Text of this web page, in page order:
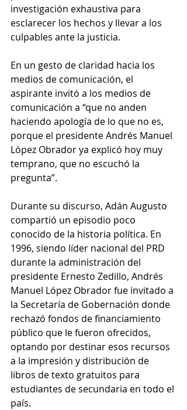
investigación exhaustiva para
esclarecer los hechos y llevar a los
culpables ante la justicia.
En un gesto de claridad hacia los
medios de comunicación, el
aspirante invitó a los medios de
comunicación a “que no anden
haciendo apología de lo que no es,
porque el presidente Andrés Manuel
López Obrador ya explicó hoy muy
temprano, que no escuchó la
pregunta”.
Durante su discurso, Adán Augusto
compartió un episodio poco
conocido de la historia política. En
1996, siendo líder nacional del PRD
durante la administración del
presidente Ernesto Zedillo, Andrés
Manuel López Obrador fue invitado a
la Secretaría de Gobernación donde
rechazó fondos de financiamiento
público que le fueron ofrecidos,
optando por destinar esos recursos
a la impresión y distribución de
libros de texto gratuitos para
estudiantes de secundaria en todo el
país.